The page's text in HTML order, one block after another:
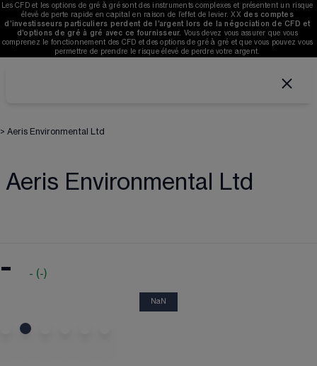
Les CFD et les options de gré à gré sont des instruments complexes et présentent un risque
élevé de perte rapide en capital en raison de l’effet de levier. XX des comptes
d’investisseurs particuliers perdent de l’argent lors de la négociation de CFD et
d’options de gré à gré avec ce fournisseur. Vous devez vous assurer que vous
comprenez le fonctionnement des CFD et des options de gré à gré et que vous pouvez vous
permettre de prendre le risque élevé de perdre votre argent.
> Aeris Environmental Ltd
Aeris Environmental Ltd
- - (-)
NaN